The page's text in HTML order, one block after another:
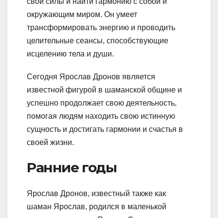
окружающим миром. Он умеет
трансформировать энергию и проводить
целительные сеансы, способствующие
исцелению тела и души.
Сегодня Ярослав Дронов является
известной фигурой в шаманской общине и
успешно продолжает свою деятельность,
помогая людям находить свою истинную
сущность и достигать гармонии и счастья в
своей жизни.
Ранние годы
Ярослав Дронов, известный также как
шаман Ярослав, родился в маленькой